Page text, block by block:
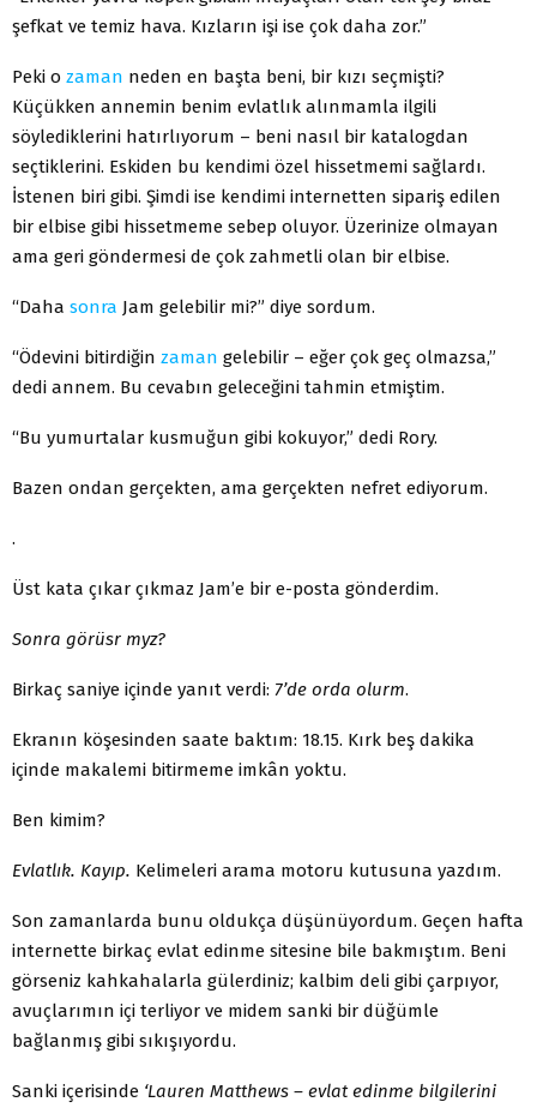
şefkat ve temiz hava. Kızların işi ise çok daha zor.”
Peki o zaman neden en başta beni, bir kızı seçmişti?
Küçükken annemin benim evlatlık alınmamla ilgili
söylediklerini hatırlıyorum – beni nasıl bir katalogdan
seçtiklerini. Eskiden bu kendimi özel hissetmemi sağlardı.
İstenen biri gibi. Şimdi ise kendimi internetten sipariş edilen
bir elbise gibi hissetmeme sebep oluyor. Üzerinize olmayan
ama geri göndermesi de çok zahmetli olan bir elbise.
“Daha sonra Jam gelebilir mi?” diye sordum.
“Ödevini bitirdiğin zaman gelebilir – eğer çok geç olmazsa,”
dedi annem. Bu cevabın geleceğini tahmin etmiştim.
“Bu yumurtalar kusmuğun gibi kokuyor,” dedi Rory.
Bazen ondan gerçekten, ama gerçekten nefret ediyorum.
.
Üst kata çıkar çıkmaz Jam’e bir e-posta gönderdim.
Sonra görüsr myz?
Birkaç saniye içinde yanıt verdi: 7’de orda olurm.
Ekranın köşesinden saate baktım: 18.15. Kırk beş dakika
içinde makalemi bitirmeme imkân yoktu.
Ben kimim?
Evlatlık. Kayıp. Kelimeleri arama motoru kutusuna yazdım.
Son zamanlarda bunu oldukça düşünüyordum. Geçen hafta
internette birkaç evlat edinme sitesine bile bakmıştım. Beni
görseniz kahkahalarla gülerdiniz; kalbim deli gibi çarpıyor,
avuçlarımın içi terliyor ve midem sanki bir düğümle
bağlanmış gibi sıkışıyordu.
Sanki içerisinde ‘Lauren Matthews – evlat edinme bilgilerini